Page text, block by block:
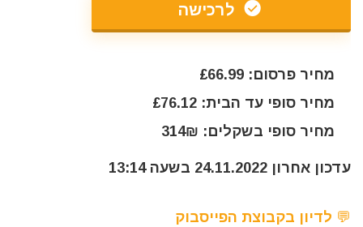
לרכישה
מחיר פרסום: £66.99
מחיר סופי עד הבית: £76.12
מחיר סופי בשקלים: 314₪
עדכון אחרון 24.11.2022 בשעה 13:14
💬 לדיון בקבוצת הפייסבוק